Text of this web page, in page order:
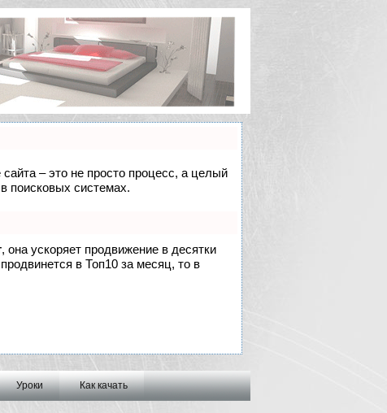
– это не просто процесс, а целый
поисковых системах.
, она ускоряет продвижение в десятки
в Топ10 за месяц, то в
Уроки Как качать